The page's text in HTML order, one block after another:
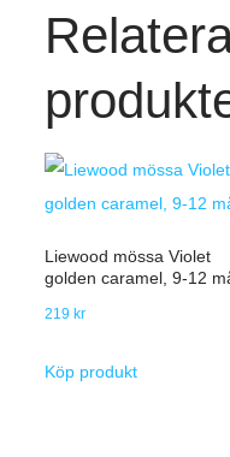
Liewood mössa Violet
golden caramel, 9-12
219 kr
Köp produkt